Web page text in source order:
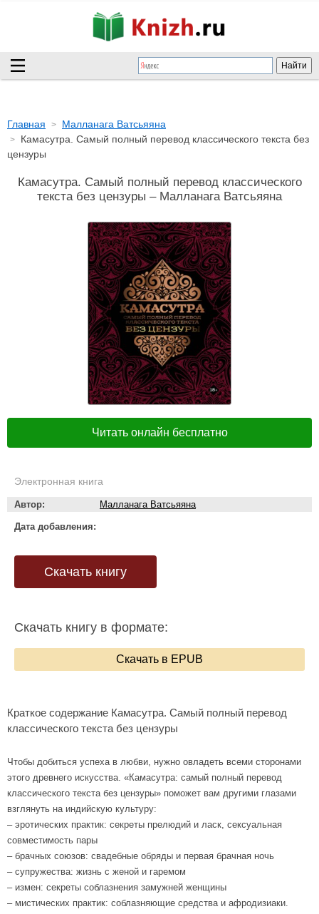
Главная
Малланага Ватсьяяна
Камасутра. Самый полный перевод классического текста без
цензуры
Камасутра. Самый полный перевод классического
текста без цензуры – Малланага Ватсьяяна
Читать онлайн бесплатно
Электронная книга
Автор: Малланага Ватсьяяна
Дата добавления:
Скачать книгу
Скачать книгу в формате:
Скачать в EPUB
Краткое содержание Камасутра. Самый полный перевод
классического текста без цензуры
Чтобы добиться успеха в любви, нужно овладеть всеми сторонами
этого древнего искусства. «Камасутра: самый полный перевод
классического текста без цензуры» поможет вам другими глазами
взглянуть на индийскую культуру:
– эротических практик: секреты прелюдий и ласк, сексуальная
совместимость пары
– брачных союзов: свадебные обряды и первая брачная ночь
– супружества: жизнь с женой и гаремом
– измен: секреты соблазнения замужней женщины
– мистических практик: соблазняющие средства и афродизиаки.